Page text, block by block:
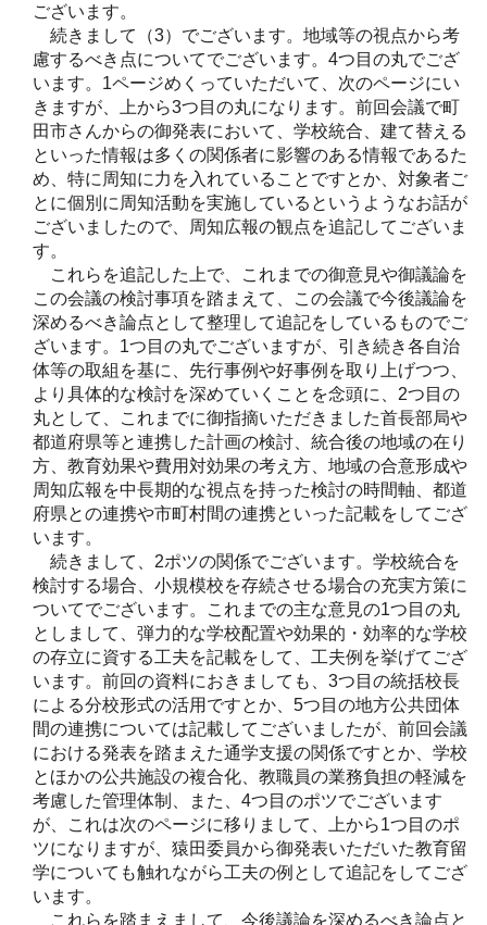
ございます。
続きまして（3）でございます。地域等の視点から考
慮するべき点についてでございます。4つ目の丸でござ
います。1ページめくっていただいて、次のページにい
きますが、上から3つ目の丸になります。前回会議で町
田市さんからの御発表において、学校統合、建て替える
といった情報は多くの関係者に影響のある情報であるた
め、特に周知に力を入れていることですとか、対象者ご
とに個別に周知活動を実施しているというようなお話が
ございましたので、周知広報の観点を追記してございま
す。
これらを追記した上で、これまでの御意見や御議論を
この会議の検討事項を踏まえて、この会議で今後議論を
深めるべき論点として整理して追記をしているものでご
ざいます。1つ目の丸でございますが、引き続き各自治
体等の取組を基に、先行事例や好事例を取り上げつつ、
より具体的な検討を深めていくことを念頭に、2つ目の
丸として、これまでに御指摘いただきました首長部局や
都道府県等と連携した計画の検討、統合後の地域の在り
方、教育効果や費用対効果の考え方、地域の合意形成や
周知広報を中長期的な視点を持った検討の時間軸、都道
府県との連携や市町村間の連携といった記載をしてござ
います。
続きまして、2ポツの関係でございます。学校統合を
検討する場合、小規模校を存続させる場合の充実方策に
ついてでございます。これまでの主な意見の1つ目の丸
としまして、弾力的な学校配置や効果的・効率的な学校
の存立に資する工夫を記載をして、工夫例を挙げてござ
います。前回の資料におきましても、3つ目の統括校長
による分校形式の活用ですとか、5つ目の地方公共団体
間の連携については記載してございましたが、前回会議
における発表を踏まえた通学支援の関係ですとか、学校
とほかの公共施設の複合化、教職員の業務負担の軽減を
考慮した管理体制、また、4つ目のポツでございます
が、これは次のページに移りまして、上から1つ目のポ
ツになりますが、猿田委員から御発表いただいた教育留
学についても触れながら工夫の例として追記をしてござ
います。
これらを踏まえまして、今後議論を深めるべき論点と